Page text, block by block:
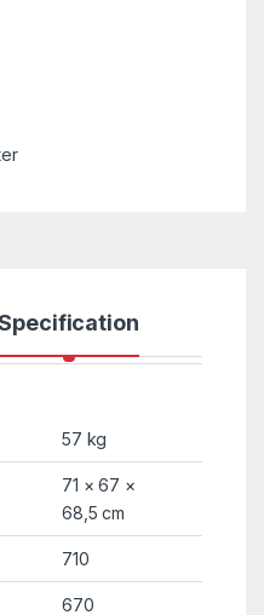
57 kg
71 × 67 ×
68,5 cm
710
670